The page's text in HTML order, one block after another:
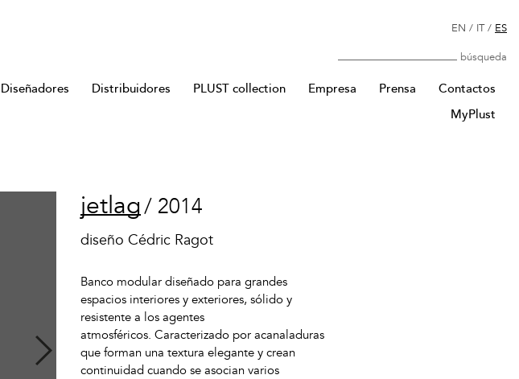
Diseñadores Distribuidores PLUST collection Empresa Prensa
Contactos
MyPlust
EN / IT/ ES
Búsqueda
jetlag/ 2014
diseño Cédric Ragot
Banco modular diseñado para grandes
espacios interiores y exteriores, sólido y
resistente a los agentes
atmosféricos. Caracterizado por acanaladuras
que forman una textura elegante y crean
continuidad cuando se asocian varios